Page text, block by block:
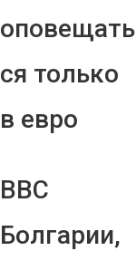
оповещать
ся только
в евро
ВВС
Болгарии,